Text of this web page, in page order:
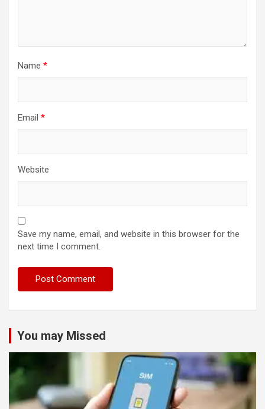
Name *
Email *
Website
Save my name, email, and website in this browser for the
next time I comment.
You may Missed